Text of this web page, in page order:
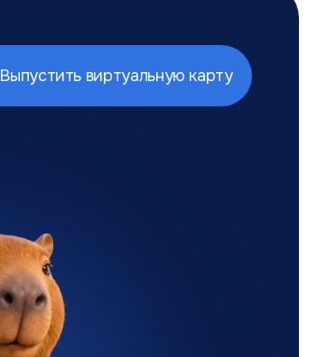
Выпустить виртуальную карту